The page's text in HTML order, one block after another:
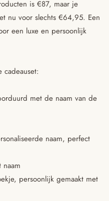
is €87, maar je
nu voor slechts €64,95. Een
een luxe en persoonlijk
cadeauset:
met de naam van de
naam, perfect
persoonlijk gemaakt met